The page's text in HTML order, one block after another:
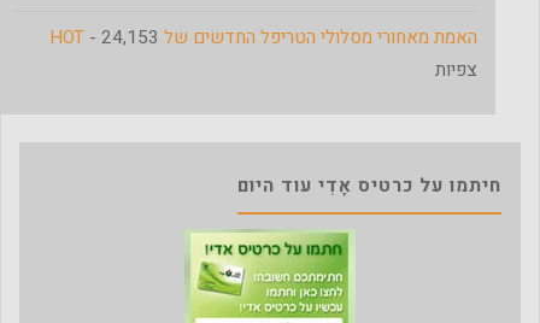
האמת מאחורי מסלולי הטריפל החדשים של HOT - 24,153
צפיות
חיתמו על כרטיס אָדִי עוד היום